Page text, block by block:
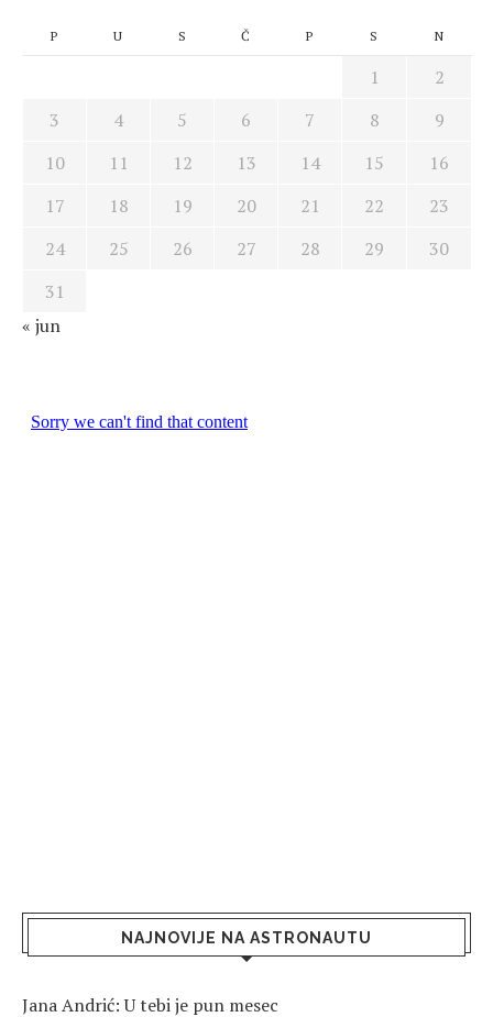
P U S Č P S N
1
2
3
4 5 6 7 8
9
10
11 12 13 14 15
16
17
18 19 20 21 22
23
24
25 26 27 28 29
30
31
« jun
NAJNOVIJE NA ASTRONAUTU
Jana Andrić: U tebi je pun mesec